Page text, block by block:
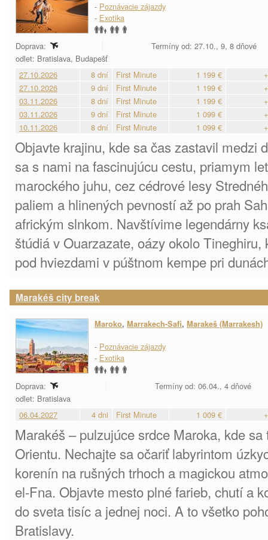
- Poznávacie zájazdy
- Exotika
Doprava:
Termíny od: 27.10., 9, 8 dňové
odlet: Bratislava, Budapešť
27.10.2026
8 dní First Minute 1 199 €
27.10.2026
9 dní First Minute 1 199 €
03.11.2026
8 dní First Minute 1 199 €
03.11.2026
9 dní First Minute 1 099 €
10.11.2026
8 dní First Minute 1 099 €
Objavte krajinu, kde sa čas zastavil medzi
sa s nami na fascinujúcu cestu, priamym
marockého juhu, cez cédrové lesy
paliem a hlinených pevností až po prah
africkým slnkom. Navštívime legendárny
štúdiá v Ouarzazate, oázy okolo
pod hviezdami v púštnom kempe pri
Marakéš city break
Maroko, Marrakech-Safi, Marakeš (Marrakesh)
- Poznávacie zájazdy
- Exotika
Doprava:
Termíny od: 06.04., 4 dňové
odlet: Bratislava
06.04.2027
4 dni First Minute 1 009 €
Marakéš – pulzujúce srdce Maroka, kde
Orientu. Nechajte sa očariť labyrintom
korenín na rušných trhoch a magickou
el-Fna. Objavte mesto plné farieb, chutí a
do sveta tisíc a jednej noci. A to všetko
Bratislavy.